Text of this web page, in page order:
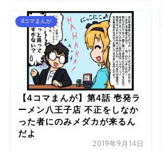
4コマまんが
【4コマまんが】第4話 壱発ラ
ーメン八王子店 不正をしなか
った者にのみメダカが来るん
だよ
2019年9月14日